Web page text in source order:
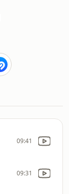
09:41
09:31